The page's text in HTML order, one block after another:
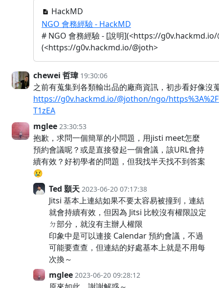
HackMD
NGO 會務經驗 - HackMD
# NGO 會務經驗 - [說明](<https://
(<https://g0v.hackmd.io/@joth>
chewei 哲瑋 19:30:06
之前有蒐集到各類輸出品的廠商資訊，初步看好像沒
https://g0v.hackmd.io/@jothon/ngo/
T1zEA
mglee 23:30:53
抱歉，求問一個簡單的小問題，用jisti meet怎麼
預約會議呢？或是直接發起一個會議，該URL會持
續有效？好初學者的問題，但我找半天找不到答案
😢
Ted 顥天 2023-06-20 07:17:38
Jitsi 基本上連結如果不要太容易被撞到，連結
就會持續有效，但因為 Jitsi 比較沒有權限設定
ㄉ部分，就沒有主辦人權限
印象中是可以連接 Calendar 預約會議，不過
可能要查查，但連結的好處基本上就是不用每
次換～
mglee 2023-06-20 09:28:12